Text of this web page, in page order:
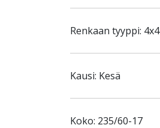
Renkaan tyyppi: 4x4
Kausi: Kesä
Koko: 235/60-17